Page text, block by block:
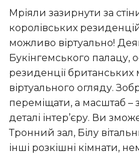
Мріяли зазирнути за стіни однієї з найвідоміших
королівських
можливо віртуально!
Букінгемського палацу,
резиденції британських
віртуального огляду.
переміщати, а масштаб –
деталі інтер’єру. Ви
Тронний зал, Білу
інші розкішні кімнати,